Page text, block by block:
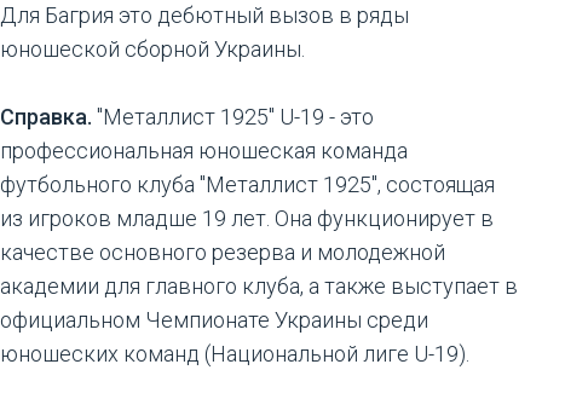
Для Багрия это дебютный вызов в ряды
юношеской сборной Украины.
Справка. "Металлист 1925" U-19 - это
профессиональная юношеская команда
футбольного клуба "Металлист 1925", состоящая
из игроков младше 19 лет. Она функционирует в
качестве основного резерва и молодежной
академии для главного клуба, а также выступает в
официальном Чемпионате Украины среди
юношеских команд (Национальной лиге U-19).